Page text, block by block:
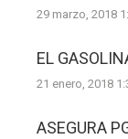
29 marzo, 2018
EL
21 enero, 2018
ASEGURA